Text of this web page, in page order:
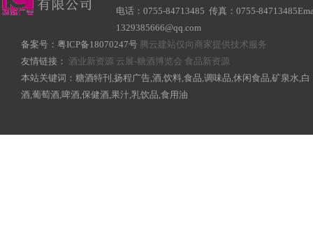
电话：0755-84713485 传真：0755-
1329385666@qq.com
备案号： 粤ICP备18070247号 腾云建站仅向商家提供技术服务
友情链接： 酒业新资源 云展-糖酒博览会 食品新资源
本站关键词：糖酒特刊,扬程广告,酒,饮料,食品,调味品,休闲食品,矿泉水,白
酒,葡萄酒,啤酒,保健酒,果汁,乳饮品,食用油